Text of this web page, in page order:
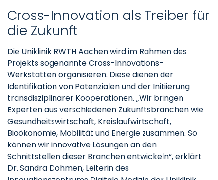
Cross-Innovation als Treiber für
die Zukunft
Die Uniklinik RWTH Aachen wird im Rahmen des
Projekts sogenannte Cross-Innovations-
Werkstätten organisieren. Diese dienen der
Identifikation von Potenzialen und der Initiierung
transdisziplinärer Kooperationen. „Wir bringen
Experten aus verschiedenen Zukunftsbranchen wie
Gesundheitswirtschaft, Kreislaufwirtschaft,
Bioökonomie, Mobilität und Energie zusammen. So
können wir innovative Lösungen an den
Schnittstellen dieser Branchen entwickeln“, erklärt
Dr. Sandra Dohmen, Leiterin des